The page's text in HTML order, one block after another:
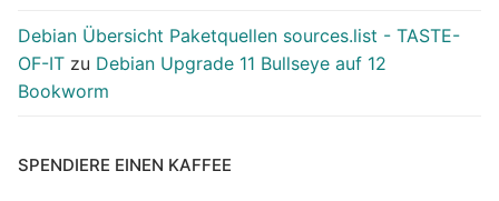
Debian Übersicht Paketquellen sources.list - TASTE-
OF-IT zu Debian Upgrade 11 Bullseye auf 12
Bookworm
SPENDIERE EINEN KAFFEE